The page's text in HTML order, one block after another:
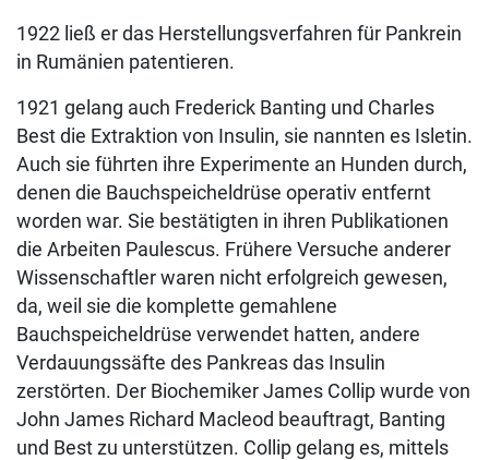
1922 ließ er das Herstellungsverfahren für Pankrein
in Rumänien patentieren.
1921 gelang auch Frederick Banting und Charles
Best die Extraktion von Insulin, sie nannten es Isletin.
Auch sie führten ihre Experimente an Hunden durch,
denen die Bauchspeicheldrüse operativ entfernt
worden war. Sie bestätigten in ihren Publikationen
die Arbeiten Paulescus. Frühere Versuche anderer
Wissenschaftler waren nicht erfolgreich gewesen,
da, weil sie die komplette gemahlene
Bauchspeicheldrüse verwendet hatten, andere
Verdauungssäfte des Pankreas das Insulin
zerstörten. Der Biochemiker James Collip wurde von
John James Richard Macleod beauftragt, Banting
und Best zu unterstützen. Collip gelang es, mittels